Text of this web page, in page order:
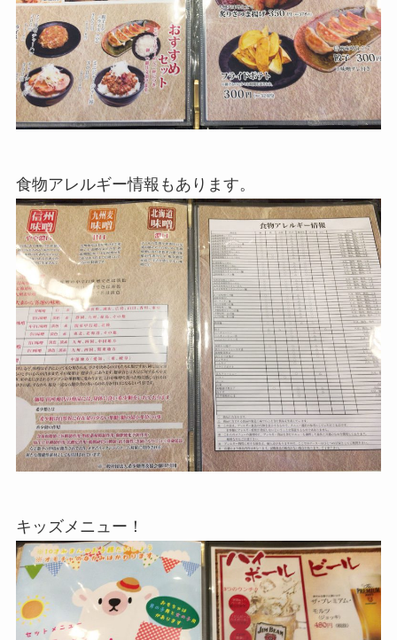
食物アレルギー情報もあります。
キッズメニュー！